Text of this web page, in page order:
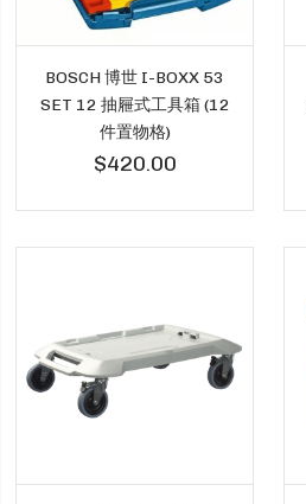
BOSCH 博世 I-BOXX 53
SET 12 抽屜式工具箱 (12
件置物格)
$420.00